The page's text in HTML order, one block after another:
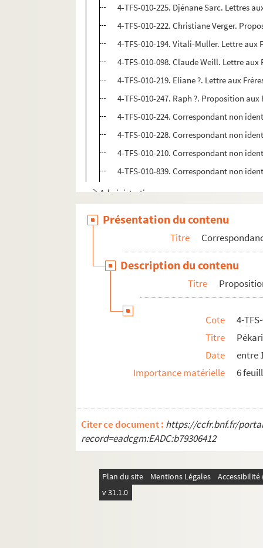
4-TFS-010-225. Djénane Sarc. Lettres
4-TFS-010-222. Christiane Verger.
4-TFS-010-194. Vitali-Muller. Lettre aux
4-TFS-010-098. Claude Weill. Lettre aux
4-TFS-010-219. Eliane ?. Lettre aux
4-TFS-010-247. Raph ?. Proposition aux
4-TFS-010-224. Correspondant non
4-TFS-010-228. Correspondant non
4-TFS-010-210. Correspondant non
4-TFS-010-839. Correspondant non
Administration
Présentation du contenu
Titre
Description du contenu
Titre
Cote
4-
Titre
Date
entre
Importance matérielle
6
Citer ce document : https://ccfr.bnf.fr/
record=eadcgm:EADC:b79306412
Plan du site Mentions Légales
v 31.1.0